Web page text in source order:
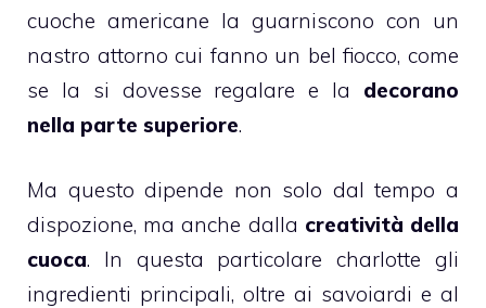
cuoche americane la guarniscono con un
nastro attorno cui fanno un bel fiocco, come
se la si dovesse regalare e la decorano
nella parte superiore.
Ma questo dipende non solo dal tempo a
dispozione, ma anche dalla creatività della
cuoca. In questa particolarecharlotte gli
ingredienti principali, oltre ai savoiardi e al